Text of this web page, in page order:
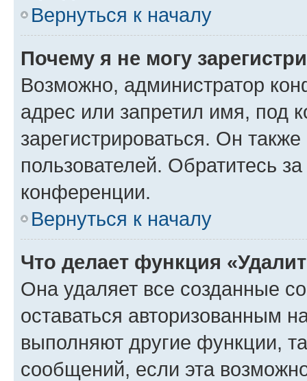
Вернуться к началу
Почему я не могу
Возможно, администратор
адрес или запретил имя, под
зарегистрироваться. Он
пользователей. Обратитесь
конференции.
Вернуться к началу
Что делает функция
Она удаляет все созданные
оставаться авторизованным
выполняют другие функции,
сообщений, если эта